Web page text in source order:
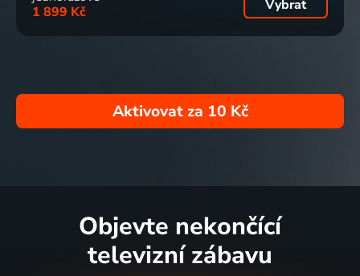
1 899 Kč
Vybrat
Aktivovat za 10 Kč
Objevte nekončící
televizní zábavu